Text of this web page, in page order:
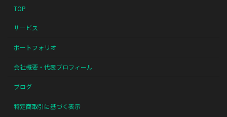
TOP
サービス
ポートフォリオ
会社概要・代表プロフィール
ブログ
特定商取引に基づく表示